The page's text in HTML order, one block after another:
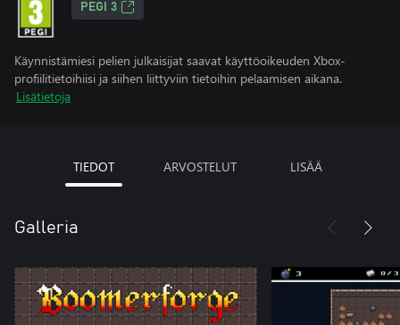
PEGI 3
Käynnistämiesi pelien julkaisijat saavat käyttöoikeuden Xbox-
profiilitietoihiisi ja siihen liittyviin tietoihin pelaamisen aikana.
Lisätietoja
TIEDOT ARVOSTELUT LISÄÄ
Galleria